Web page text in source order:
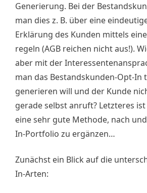
Generierung. Bei der
man dies z. B. über eine
Erklärung des Kunden mittels
regeln (AGB reichen nicht aus!).
aber mit der
man das Bestandskunden-Opt-In
generieren will und der Kunde
gerade selbst anruft? Letzteres
eine sehr gute Methode, nach
In-Portfolio zu ergänzen…
Zunächst ein Blick auf die
In-Arten: